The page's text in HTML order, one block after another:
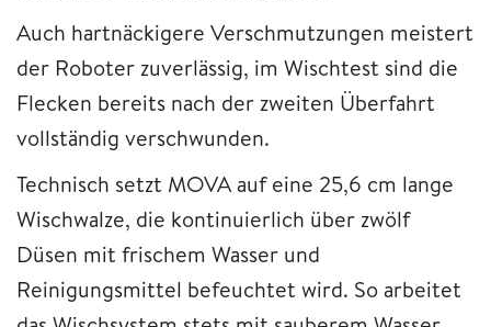
Auch hartnäckigere Verschmutzungen meistert
der Roboter zuverlässig, im Wischtest sind die
Flecken bereits nach der zweiten Überfahrt
vollständig verschwunden.
Technisch setzt MOVA auf eine 25,6 cm lange
Wischwalze, die kontinuierlich über zwölf
Düsen mit frischem Wasser und
Reinigungsmittel befeuchtet wird. So arbeitet